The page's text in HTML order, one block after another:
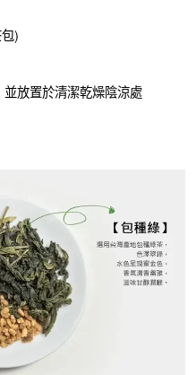
)
放置於清潔乾燥陰涼處